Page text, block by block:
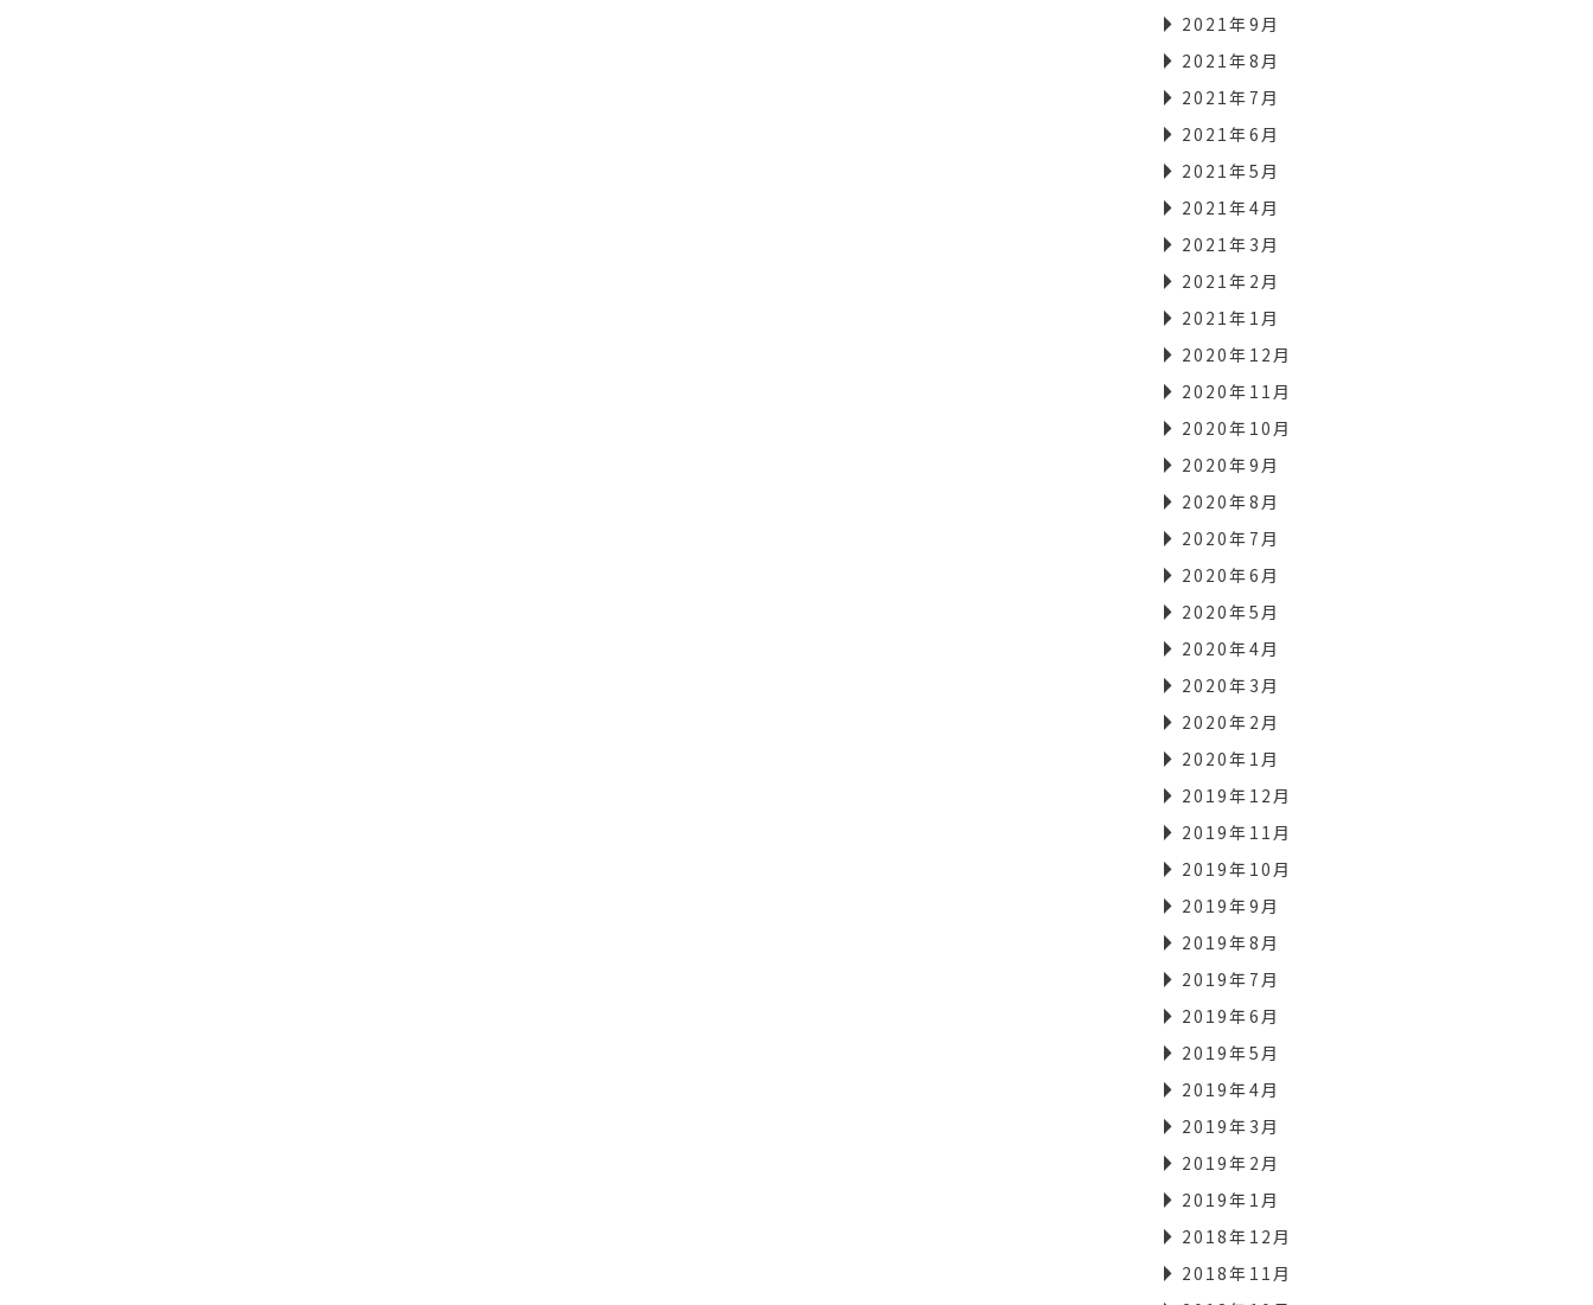
2021年9月
2021年8月
2021年7月
2021年6月
2021年5月
2021年4月
2021年3月
2021年2月
2021年1月
2020年12月
2020年11月
2020年10月
2020年9月
2020年8月
2020年7月
2020年6月
2020年5月
2020年4月
2020年3月
2020年2月
2020年1月
2019年12月
2019年11月
2019年10月
2019年9月
2019年8月
2019年7月
2019年6月
2019年5月
2019年4月
2019年3月
2019年2月
2019年1月
2018年12月
2018年11月